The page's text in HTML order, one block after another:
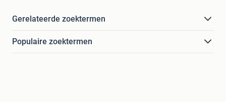
Gerelateerde zoektermen
Populaire zoektermen